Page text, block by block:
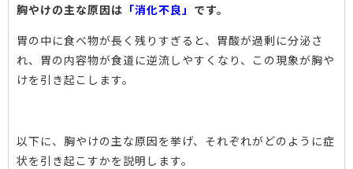
胸やけの主な原因は 「消化不良」 です。
胃の中に食べ物が長く残りすぎると、胃酸が過剰に分泌さ
れ、胃の内容物が食道に逆流しやすくなり、この現象が胸や
けを引き起こします。
以下に、胸やけの主な原因を挙げ、それぞれがどのように症
状を引き起こすかを説明します。